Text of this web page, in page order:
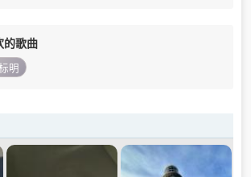
的歌曲
明